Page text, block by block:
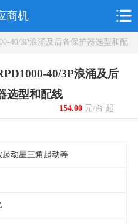
商机
40/3P浪涌及后备保护器选型和配
40/3P浪涌及后
选型和配线
154.00元/台 起
起动星三角起动等